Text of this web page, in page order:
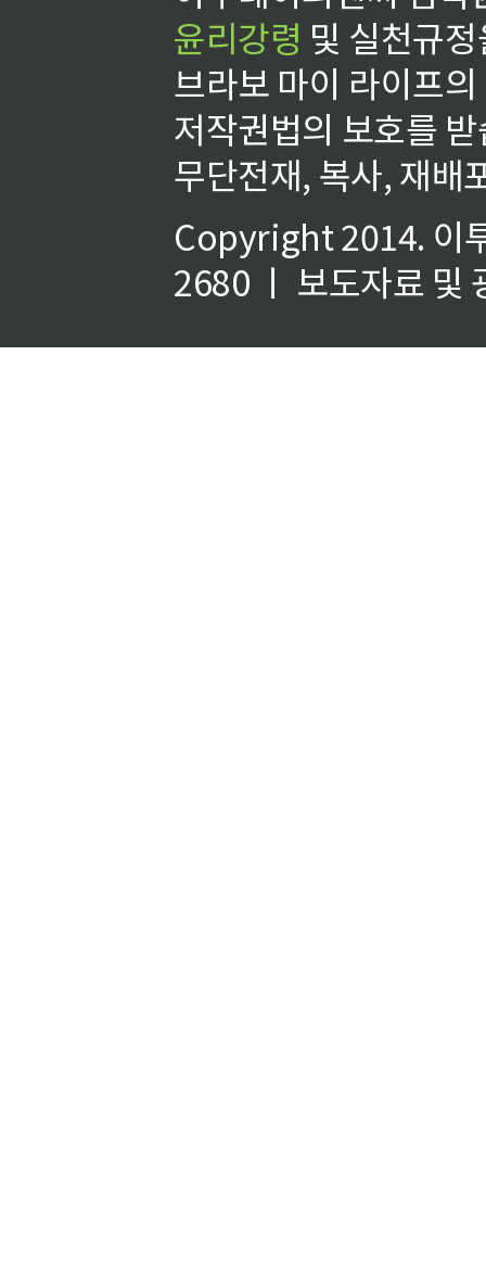
윤리강령 및 실천규
브라보 마이 라이프
저작권법의 보호를
무단전재, 복사, 재배
Copyright 2014. 이
2680 ㅣ 보도자료